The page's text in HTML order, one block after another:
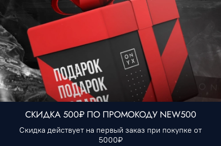
Nike Air Jordan 1 Low • Eastside Golf Green
4 990 ₽
Нет в наличии
СКИДКА 500₽ ПО ПРОМОКОДУ NEW500
Скидка действует на первый заказ при покупке от
5000₽